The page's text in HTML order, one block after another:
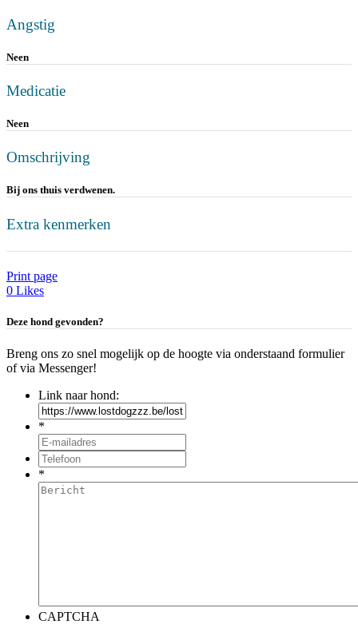
Angstig
Neen
Medicatie
Neen
Omschrijving
Bij ons thuis verdwenen.
Extra kenmerken
Print page
0 Likes
Deze hond gevonden?
Breng ons zo snel mogelijk op de hoogte via onderstaand formulier
of via Messenger!
Link naar hond:
*
*
CAPTCHA